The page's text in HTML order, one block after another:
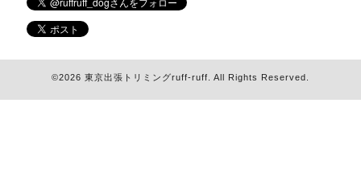
©2026 東京出張トリミングruff-ruff . All Rights Reserved.